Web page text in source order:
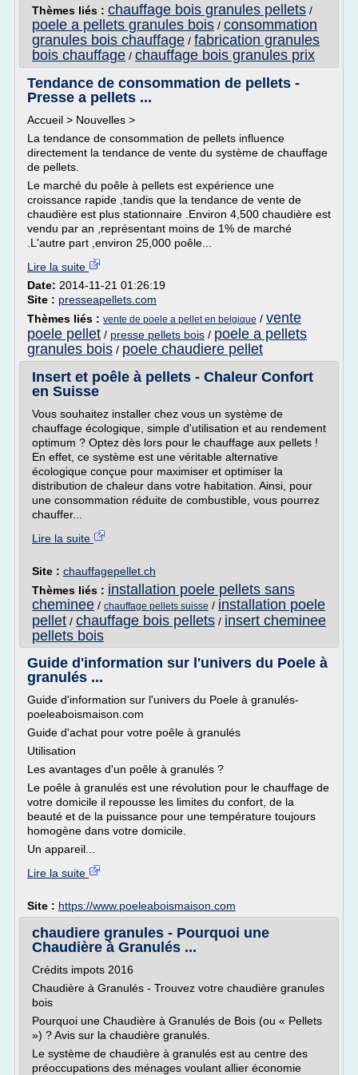
Thèmes liés : chauffage bois granules pellets /
poele a pellets granules bois / consommation
granules bois chauffage / fabrication granules
bois chauffage / chauffage bois granules prix
Tendance de consommation de pellets -
Presse a pellets ...
Accueil > Nouvelles >
La tendance de consommation de pellets influence
directement la tendance de vente du système de chauffage
de pellets.
Le marché du poêle à pellets est expérience une
croissance rapide ,tandis que la tendance de vente de
chaudière est plus stationnaire .Environ 4,500 chaudière est
vendu par an ,représentant moins de 1% de marché
.L'autre part ,environ 25,000 poêle...
Lire la suite
Date: 2014-11-21 01:26:19
Site : presseapellets.com
Thèmes liés : vente de poele a pellet en belgique / vente
poele pellet / presse pellets bois / poele a pellets
granules bois / poele chaudiere pellet
Insert et poêle à pellets - Chaleur Confort
en Suisse
Vous souhaitez installer chez vous un système de
chauffage écologique, simple d'utilisation et au rendement
optimum ? Optez dès lors pour le chauffage aux pellets !
En effet, ce système est une véritable alternative
écologique conçue pour maximiser et optimiser la
distribution de chaleur dans votre habitation. Ainsi, pour
une consommation réduite de combustible, vous pourrez
chauffer...
Lire la suite
Site : chauffagepellet.ch
Thèmes liés : installation poele pellets sans
cheminee / chauffage pellets suisse / installation poele
pellet / chauffage bois pellets / insert cheminee
pellets bois
Guide d'information sur l'univers du Poele à
granulés ...
Guide d'information sur l'univers du Poele à granulés-
poeleaboismaison.com
Guide d'achat pour votre poêle à granulés
Utilisation
Les avantages d'un poêle à granulés ?
Le poêle à granulés est une révolution pour le chauffage de
votre domicile il repousse les limites du confort, de la
beauté et de la puissance pour une température toujours
homogène dans votre domicile.
Un appareil...
Lire la suite
Site : https://www.poeleaboismaison.com
chaudiere granules - Pourquoi une
Chaudière à Granulés ...
Crédits impots 2016
Chaudière à Granulés - Trouvez votre chaudière granules
bois
Pourquoi une Chaudière à Granulés de Bois (ou « Pellets
») ? Avis sur la chaudière granulés.
Le système de chaudière à granulés est au centre des
préoccupations des ménages voulant allier économie